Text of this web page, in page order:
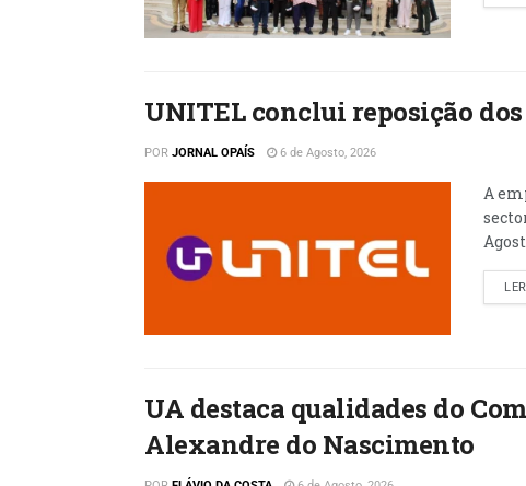
UNITEL conclui reposição
POR JORNAL OPAÍS 6 de Agosto, 2026
A
UA destaca qualidades do
Alexandre do Nascimento